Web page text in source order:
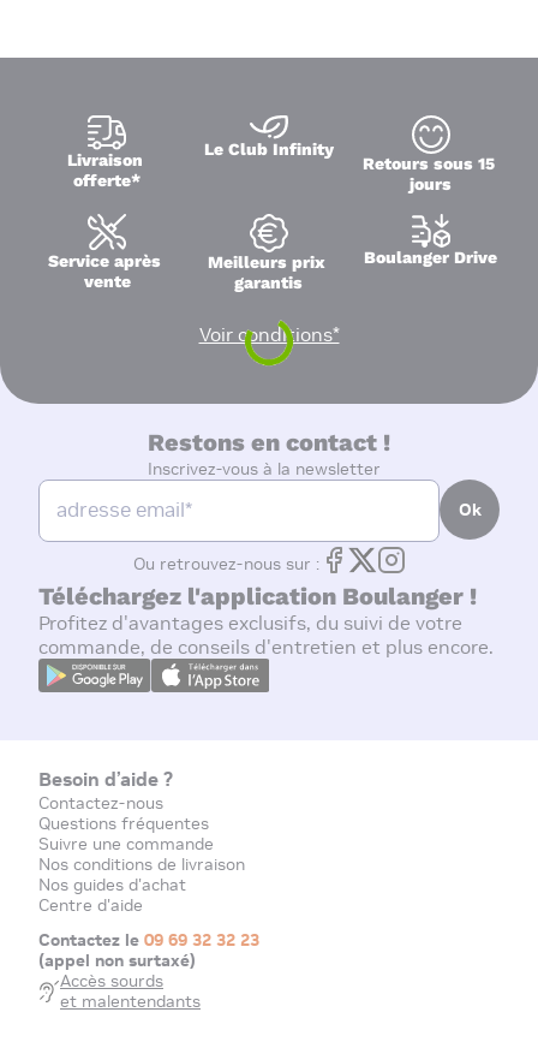
Livraison
offerte*
Le Club Infinity
Retours sous 15
jours
Service après
vente
Meilleurs prix
garantis
Boulanger Drive
Voir conditions*
Restons en contact !
Inscrivez-vous à la newsletter
Ok
Ou retrouvez-nous sur :
Téléchargez l'application Boulanger !
Profitez d'avantages exclusifs, du suivi de votre
commande, de conseils d'entretien et plus encore.
Besoin d’aide ?
Contactez-nous
Questions fréquentes
Suivre une commande
Nos conditions de livraison
Nos guides d'achat
Centre d'aide
Contactez le 09 69 32 32 23
(appel non surtaxé)
Accès sourds
et malentendants